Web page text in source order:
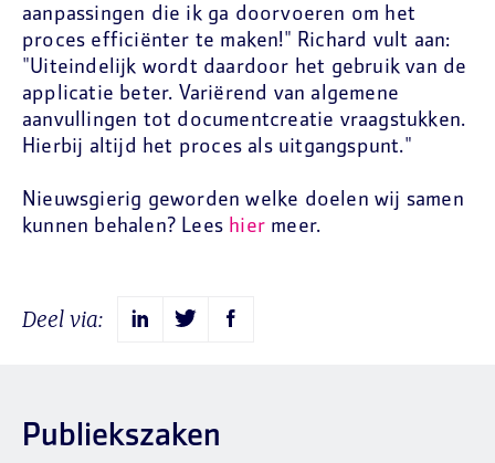
aanpassingen die ik ga doorvoeren om het
proces efficiënter te maken!" Richard vult aan:
"Uiteindelijk wordt daardoor het gebruik van de
applicatie beter. Variërend van algemene
aanvullingen tot documentcreatie vraagstukken.
Hierbij altijd het proces als uitgangspunt."
Nieuwsgierig geworden welke doelen wij samen
kunnen behalen? Lees hier meer.
Deel via:
Publiekszaken